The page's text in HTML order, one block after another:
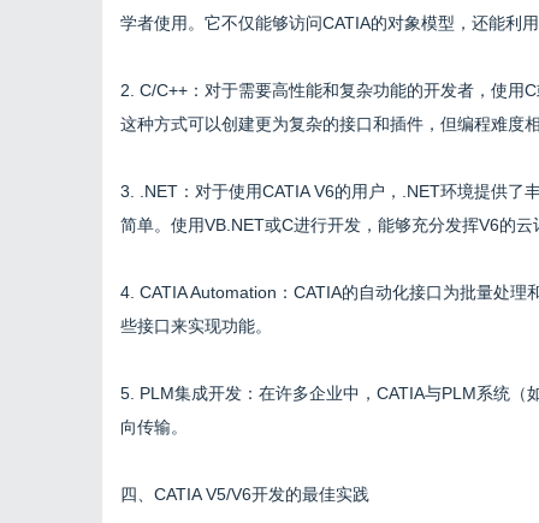
学者使用。它不仅能够访问CATIA的对象模型，还能利
2. C/C++：对于需要高性能和复杂功能的开发者，使用
这种方式可以创建更为复杂的接口和插件，但编程难度
3. .NET：对于使用CATIA V6的用户，.NET环境提供了
简单。使用VB.NET或C进行开发，能够充分发挥V6的
4. CATIA Automation：CATIA的自动化接口为批量处
些接口来实现功能。
5. PLM集成开发：在许多企业中，CATIA与PLM系统
向传输。
四、CATIA V5/V6开发的最佳实践